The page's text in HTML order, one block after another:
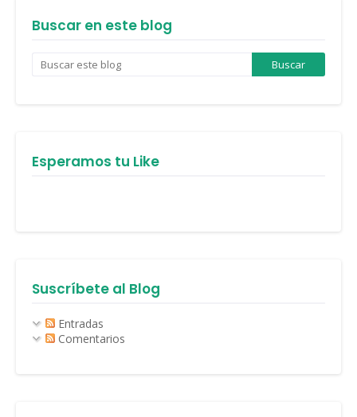
Buscar en este blog
Esperamos tu Like
Suscríbete al Blog
Entradas
Comentarios